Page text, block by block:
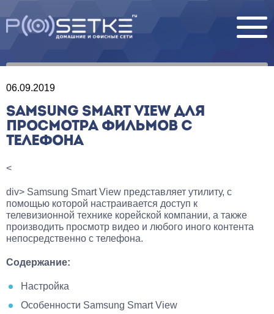
06.09.2019
SAMSUNG SMART VIEW ДЛЯ
ПРОСМОТРА ФИЛЬМОВ С
ТЕЛЕФОНА
<
div> Samsung Smart View представляет утилиту, с
помощью которой настраивается доступ к
телевизионной технике корейской компании, а также
производить просмотр видео и любого иного контента
непосредственно с телефона.
Содержание:
Настройка
Особенности Samsung Smart View